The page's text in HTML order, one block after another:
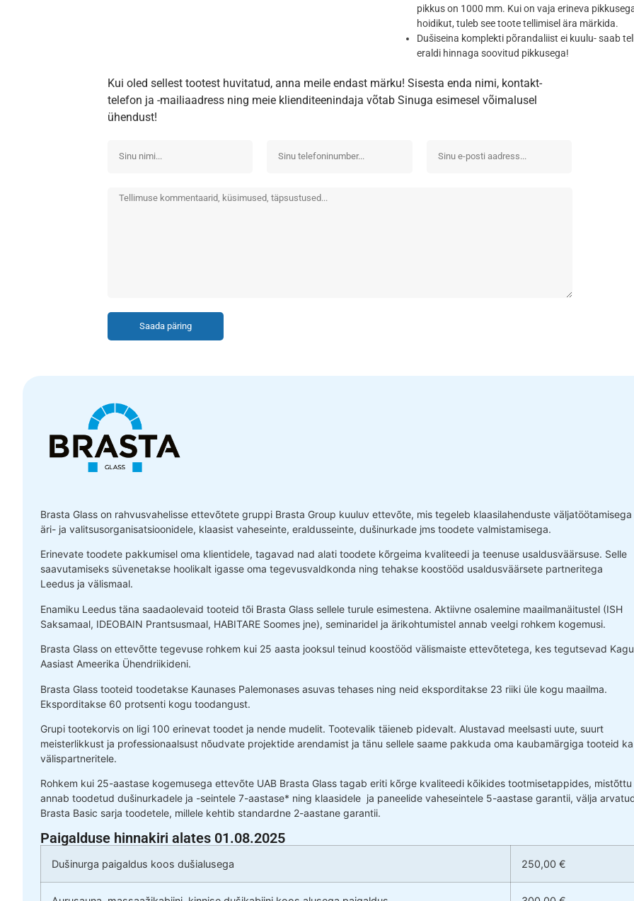
pikkus on 1000 mm. Kui on vaja erineva
hoidikut, tuleb see toote tellimisel ära märkida.
Dušiseina komplekti põrandaliist ei kuulu- saab
eraldi hinnaga soovitud pikkusega!
Kui oled sellest tootest huvitatud, anna meile endast märku! Sisesta enda nimi, kontakt-
telefon ja -mailiaadress ning meie klienditeenindaja võtab Sinuga esimesel võimalusel
ühendust!
Saada päring
Brasta Glass on rahvusvahelisse ettevõtete gruppi Brasta Group kuuluv ettevõte, mis tegeleb klaasilahenduste väljatöötamisega
äri- ja valitsusorganisatsioonidele, klaasist vaheseinte, eraldusseinte, dušinurkade jms toodete valmistamisega.
Erinevate toodete pakkumisel oma klientidele, tagavad nad alati toodete kõrgeima kvaliteedi ja teenuse usaldusväärsuse. Selle
saavutamiseks süvenetakse hoolikalt igasse oma tegevusvaldkonda ning tehakse koostööd usaldusväärsete partneritega
Leedus ja välismaal.
Enamiku Leedus täna saadaolevaid tooteid tõi Brasta Glass sellele turule esimestena. Aktiivne osalemine maailmanäitustel (ISH
Saksamaal, IDEOBAIN Prantsusmaal, HABITARE Soomes jne), seminaridel ja ärikohtumistel annab veelgi rohkem kogemusi.
Brasta Glass on ettevõtte tegevuse rohkem kui 25 aasta jooksul teinud koostööd välismaiste ettevõtetega, kes tegutsevad
Aasiast Ameerika Ühendriikideni.
Brasta Glass tooteid toodetakse Kaunases Palemonases asuvas tehases ning neid eksporditakse 23 riiki üle kogu maailma.
Eksporditakse 60 protsenti kogu toodangust.
Grupi tootekorvis on ligi 100 erinevat toodet ja nende mudelit. Tootevalik täieneb pidevalt. Alustavad meelsasti uute, suurt
meisterlikkust ja professionaalsust nõudvate projektide arendamist ja tänu sellele saame pakkuda oma kaubamärgiga tooteid ka
välispartneritele.
Rohkem kui 25-aastase kogemusega ettevõte UAB Brasta Glass tagab eriti kõrge kvaliteedi kõikides tootmisetappides, mistõttu
annab toodetud dušinurkadele ja -seintele 7-aastase* ning klaasidele ja paneelide vaheseintele 5-aastase garantii, välja
Brasta Basic sarja toodetele, millele kehtib standardne 2-aastane garantii.
Paigalduse hinnakiri alates 01.08.2025
Dušinurga paigaldus koos dušialusega 250,00 €